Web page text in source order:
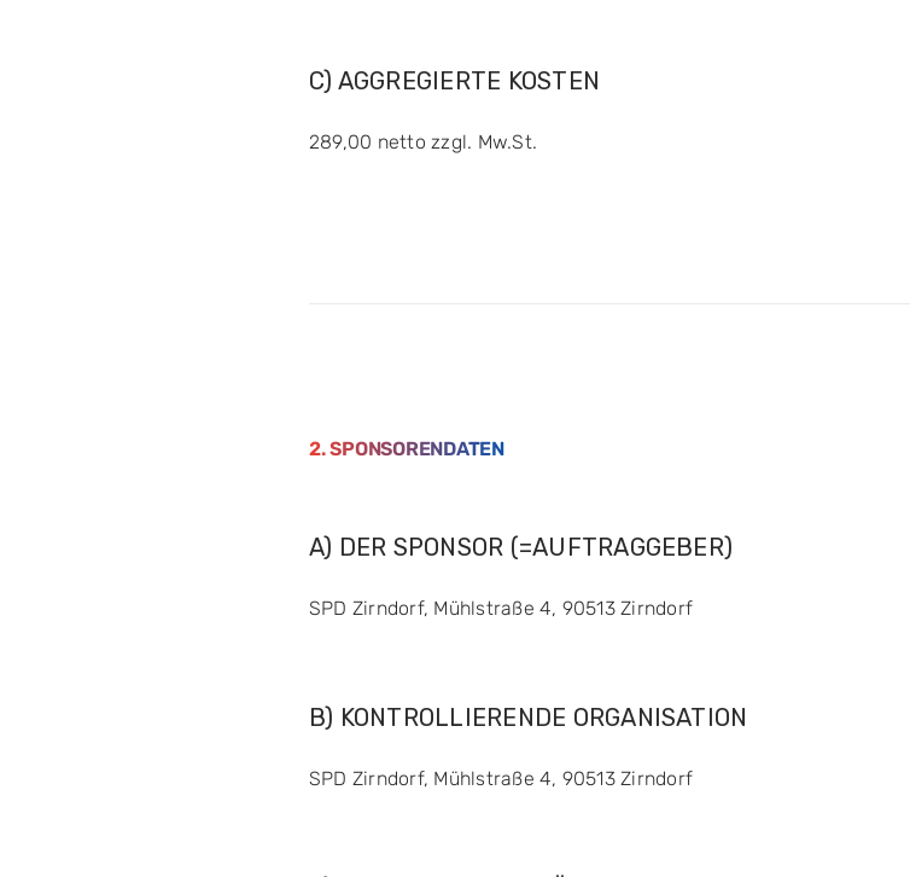
C) AGGREGIERTE KOSTEN
289,00 netto zzgl. Mw.St.
2. SPONSORENDATEN
A) DER SPONSOR (=AUFTRAGGEBER)
SPD Zirndorf, Mühlstraße 4, 90513 Zirndorf
B) KONTROLLIERENDE ORGANISATION
SPD Zirndorf, Mühlstraße 4, 90513 Zirndorf